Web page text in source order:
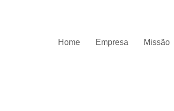
Home Empresa Missão